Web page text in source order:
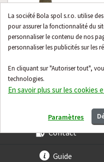
La société Bola spol s.r.o. utilise
pour assurer la fonctionnalité du
personnaliser le contenu de nos
personnaliser les publicités sur les
En cliquant sur "Autoriser tout",
technologies.
En savoir plus sur les
Paramètres
10m
€
Contact
Guide